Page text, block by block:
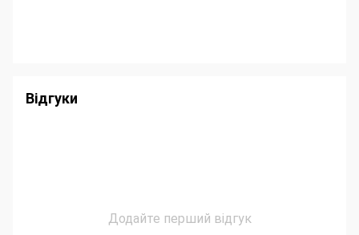
Відгуки
Додайте перший відгук